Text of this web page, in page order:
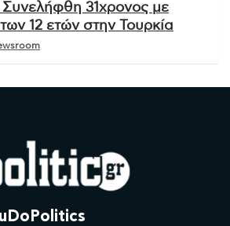
31χρονος με
12 ετών στην Τουρκία